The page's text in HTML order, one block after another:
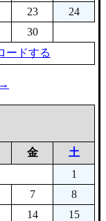
23
24
30
ードする
金
土
1
7
8
14
15